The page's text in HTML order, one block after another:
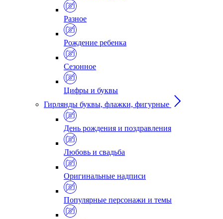
Разное
Рождение ребенка
Сезонное
Цифры и буквы
Гирлянды буквы, флажки, фигурные
День рождения и поздравления
Любовь и свадьба
Оригинальные надписи
Популярные персонажи и темы